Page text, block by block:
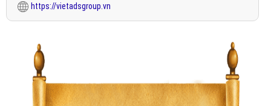
https://vietadsgroup.vn